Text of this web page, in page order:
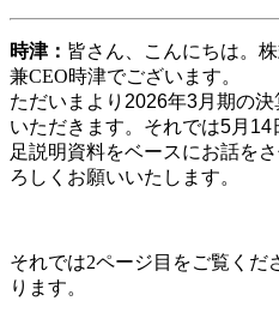
時津： 皆さん、こんにちは。
兼CEO時津でございます。
ただいまより2026年3月期の
いただきます。それでは5月
足説明資料をベースにお話を
ろしくお願いいたします。
それでは2ページ目をご覧くだ
ります。